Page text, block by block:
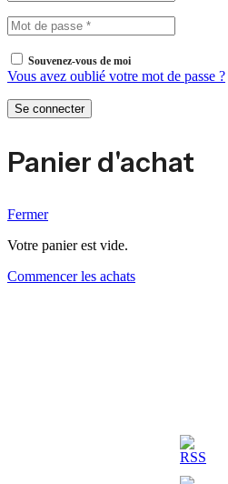
Souvenez-vous de moi
Vous avez oublié votre mot de passe ?
Se connecter
Panier d'achat
Fermer
Votre panier est vide.
Commencer les achats